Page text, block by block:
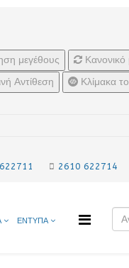
μεγέθους
Κανονικό
Αντίθεση
Κλίμακα
2610 622714
ΕΝΤΥΠΑ